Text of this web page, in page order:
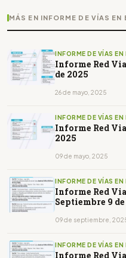
MÁS EN INFORME DE VÍAS EN
INFORME DE VÍAS
Informe Red
de 2025
26 de mayo, 2025
INFORME DE VÍAS
Informe Red
2025
09 de mayo, 2025
INFORME DE VÍAS
Informe Red
Septiembre 9
09 de septiembre,
INFORME DE VÍAS
Informe Red